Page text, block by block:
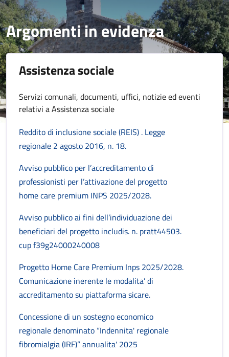
Argomenti in evidenza
Assistenza sociale
Servizi comunali, documenti, uffici, notizie ed eventi
relativi a Assistenza sociale
Reddito di inclusione sociale (REIS) . Legge
regionale 2 agosto 2016, n. 18.
Avviso pubblico per l’accreditamento di
professionisti per l’attivazione del progetto
home care premium INPS 2025/2028.
Avviso pubblico ai fini dell’individuazione dei
beneficiari del progetto includis. n. pratt44503.
cup f39g24000240008
Progetto Home Care Premium Inps 2025/2028.
Comunicazione inerente le modalita’ di
accreditamento su piattaforma sicare.
Concessione di un sostegno economico
regionale denominato “Indennita' regionale
fibromialgia (IRF)” annualita' 2025